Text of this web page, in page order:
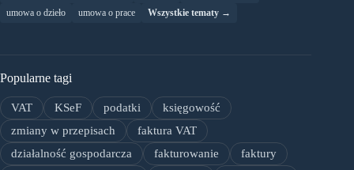
umowa o dzieło
umowa o prace Wszystkie tematy →
Popularne tagi
VAT KSeF podatki
księgowość
zmiany w przepisach
faktura VAT
działalność gospodarcza
fakturowanie
faktury